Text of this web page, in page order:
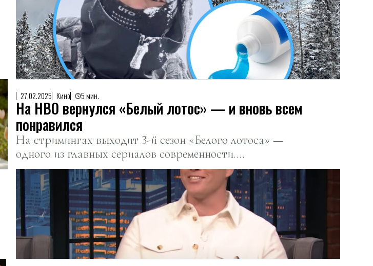
27.02.2025 Кино 5 мин.
На HBO вернулся «Белый лотос» — и вновь всем
понравился
На стримингах выходит 3-й сезон «Белого лотоса» —
одного из главных сериалов современности.
Рассказываем, чего ждать от новых серий, а также
вспоминаем, как сатира Майка Уайта покорила весь мир.